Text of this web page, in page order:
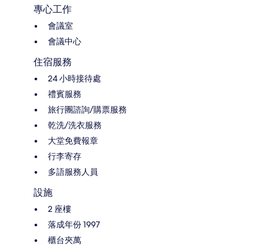
專心工作
會議室
會議中心
住宿服務
24 小時接待處
禮賓服務
旅行團諮詢/購票服務
乾洗/洗衣服務
大堂免費報章
行李寄存
多語服務人員
設施
2 座樓
落成年份 1997
櫃台夾萬